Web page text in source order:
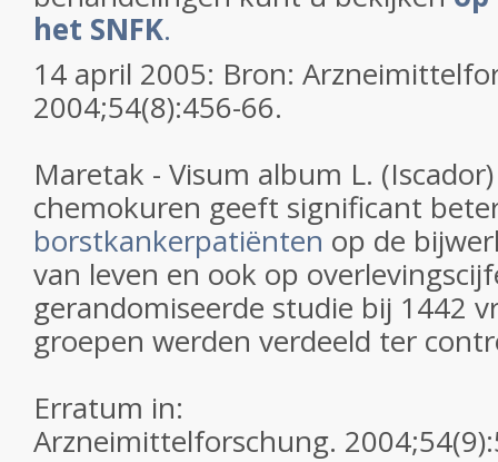
het SNFK.
14 april 2005: Bron:
2004;54(8):456-66.
Maretak - Visum album L.
chemokuren geeft significant
borstkankerpatiënten op de
van leven en ook op
gerandomiseerde studie bij 1442
groepen werden verdeeld ter
Erratum in:
Arzneimittelforschung.